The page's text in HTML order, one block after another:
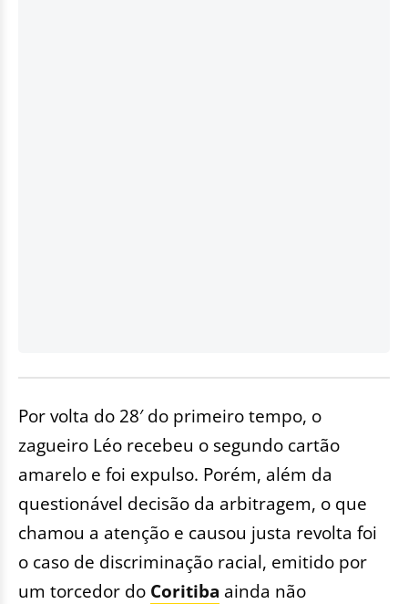
Por volta do 28′ do primeiro tempo, o
zagueiro Léo recebeu o segundo cartão
amarelo e foi expulso. Porém, além da
questionável decisão da arbitragem, o que
chamou a atenção e causou justa revolta foi
o caso de discriminação racial, emitido por
um torcedor do Coritiba ainda não